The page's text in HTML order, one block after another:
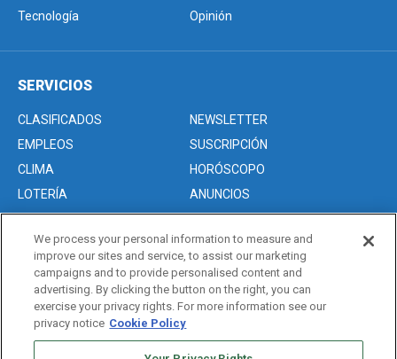
Tecnología
Opinión
SERVICIOS
CLASIFICADOS
NEWSLETTER
EMPLEOS
SUSCRIPCIÓN
CLIMA
HORÓSCOPO
LOTERÍA
ANUNCIOS
Acerca de nosotros
Advertise with Us/Anuncios
Politica de Privacidad
Editorial Guidelines
We process your personal information to measure and
improve our sites and service, to assist our marketing
campaigns and to provide personalised content and
advertising. By clicking the button on the right, you can
exercise your privacy rights. For more information see our
privacy notice Cookie Policy